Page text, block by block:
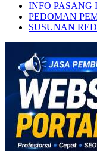
INFO PASANG
PEDOMAN
SUSUNAN